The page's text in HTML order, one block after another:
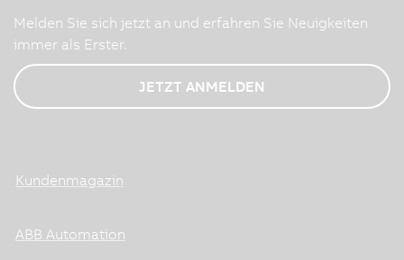
Melden Sie sich jetzt an und erfahren Sie Neuigkeiten
immer als Erster.
JETZT ANMELDEN
Kundenmagazin
ABB Automation